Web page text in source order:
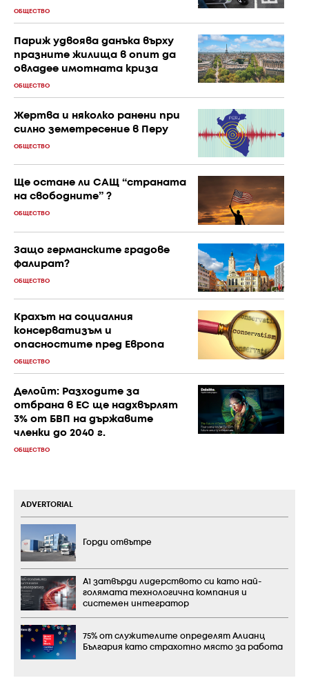
ОБЩЕСТВО
Париж удвоява данъка върху
празните жилища в опит да
овладее имотната криза
ОБЩЕСТВО
Жертва и няколко ранени при
силно земетресение в Перу
ОБЩЕСТВО
Ще остане ли САЩ “страната
на свободните” ?
ОБЩЕСТВО
Защо германските градове
фалират?
ОБЩЕСТВО
Крахът на социалния
консерватизъм и
опасностите пред Европа
ОБЩЕСТВО
Делойт: Разходите за
отбрана в ЕС ще надхвърлят
3% от БВП на държавите
членки до 2040 г.
ОБЩЕСТВО
ADVERTORIAL
Горди отвътре
А1 затвърди лидерството си като най-
голямата технологична компания и
системен интегратор
75% от служителите определят Алианц
България като страхотно място за работа